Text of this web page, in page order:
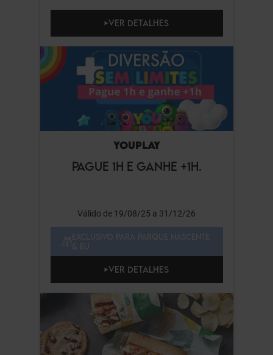
VER DETALHES
YOUPLAY
PAGUE 1H E GANHE +1H.
Válido de 19/08/25 a 31/12/26
VER DETALHES